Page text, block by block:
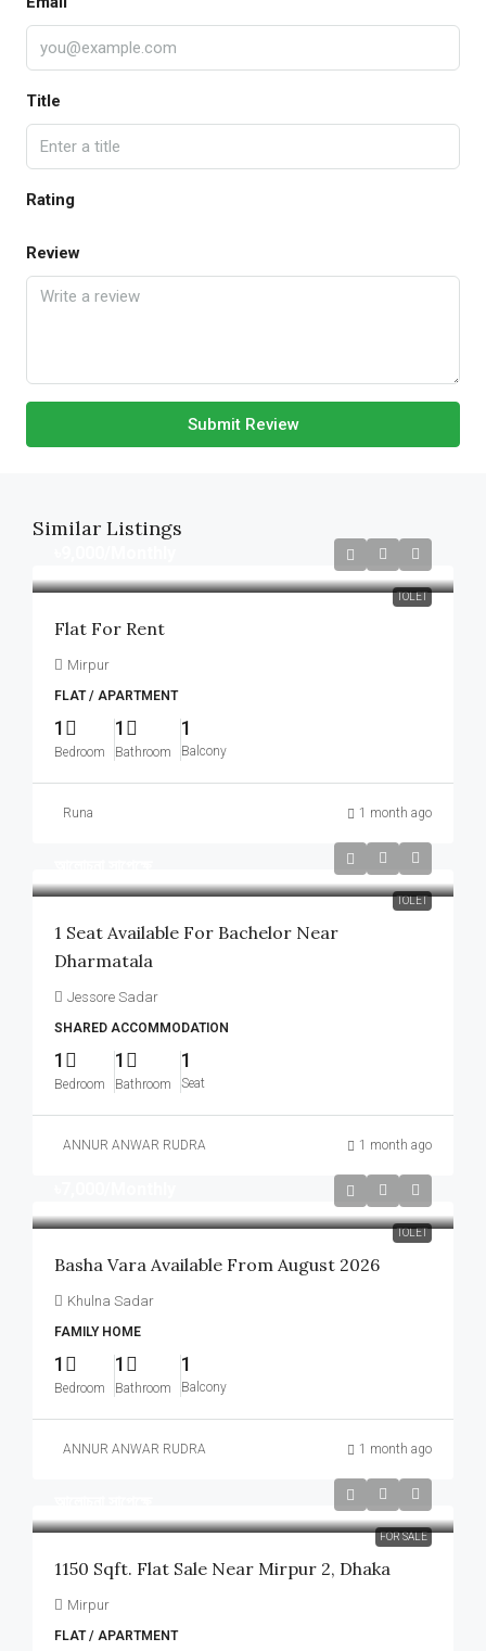
Title
Rating
Review
Submit Review
Similar Listings
TOLET
Flat For Rent
Mirpur
FLAT / APARTMENT
1
Bedroom
1
Bathroom
1
Balcony
Runa 1 month ago
TOLET
1 Seat Available For Bachelor Near
Dharmatala
Jessore Sadar
SHARED ACCOMMODATION
1
Bedroom
1
Bathroom
1
Seat
ANNUR ANWAR RUDRA 1 month ago
TOLET
Basha Vara Available From August 2026
Khulna Sadar
FAMILY HOME
1
Bedroom
1
Bathroom
1
Balcony
ANNUR ANWAR RUDRA 1 month ago
FOR SALE
1150 Sqft. Flat Sale Near Mirpur 2, Dhaka
Mirpur
FLAT / APARTMENT